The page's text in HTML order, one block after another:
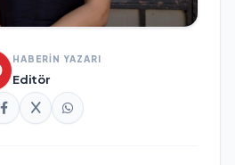
HABERİN YAZARI
Editör